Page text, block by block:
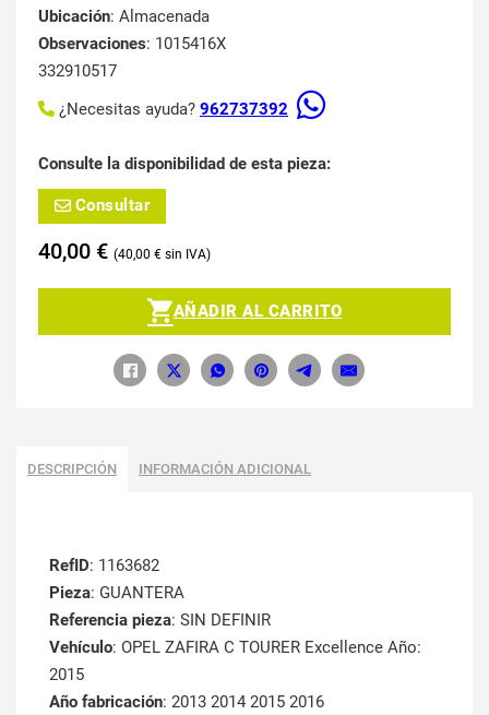
Ubicación: Almacenada
Observaciones: 1015416X
332910517
¿Necesitas ayuda? 962737392
Consulte la disponibilidad de esta pieza:
Consultar
40,00 € 40,00 €
AÑADIR AL CARRITO
DESCRIPCIÓN INFORMACIÓN ADICIONAL
RefID: 1163682
Pieza: GUANTERA
Referencia pieza: SIN DEFINIR
Vehículo: OPEL ZAFIRA C TOURER Excellence Año:
2015
Año fabricación: 2013 2014 2015 2016